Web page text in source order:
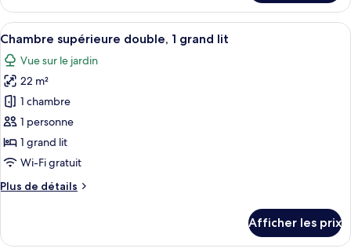
1
grand
lit,
vue
sur
le
jardin
Chambre
supérieure
double,
grand
lit,
vue
sur
le
jardin
Afficher
toutes
les
photos
pour
ce
type
de
chambre :
Chambre
1
Chambre supérieure double, 1
1
Chambre supérieure double, 1 grand lit
Vue sur le jardin
22 m²
1 chambre
1 personne
1 grand lit
Wi-Fi gratuit
Plus de détails
Plus
Chambre
Afficher les prix